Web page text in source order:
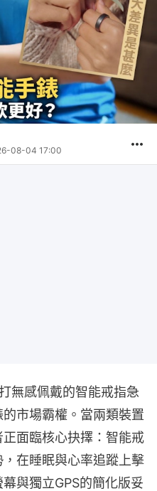
08-04 17:00
無感佩戴的智能戒指急
市場霸權。當兩類裝置
面臨核心抉擇：智能戒
在睡眠與心率追蹤上擊
與獨立GPS的簡化版妥